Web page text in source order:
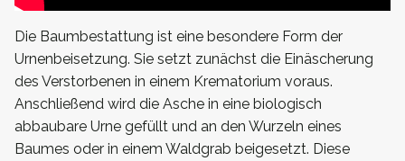
Die Baumbestattung ist eine besondere Form der
Urnenbeisetzung. Sie setzt zunächst die Einäscherung
des Verstorbenen in einem Krematorium voraus.
Anschließend wird die Asche in eine biologisch
abbaubare Urne gefüllt und an den Wurzeln eines
Baumes oder in einem Waldgrab beigesetzt. Diese